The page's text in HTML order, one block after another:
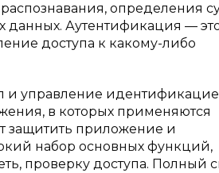
определения
данных. Аутентификация —
доступа к какому-либо
и управление
в которых применяются
защитить приложение и
набор основных функций,
проверку доступа. Полный